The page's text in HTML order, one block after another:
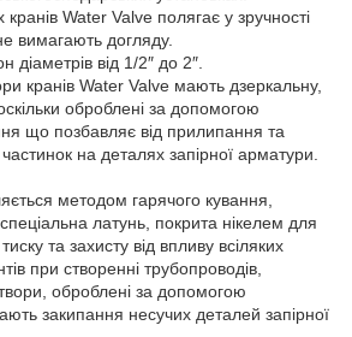
кранів Water Valve полягає у зручності
вимагають догляду.
від 1/2″ до 2″.
кранів Water Valve мають дзеркальну,
оброблені за допомогою
що позбавляє від прилипання та
на деталях запірної арматури.
методом гарячого кування,
латунь, покрита нікелем для
та захисту від впливу всіляких
при створенні трубопроводів,
оброблені за допомогою
закипання несучих деталей запірної